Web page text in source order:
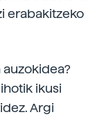
erabakitzeko
ikusi
Argi